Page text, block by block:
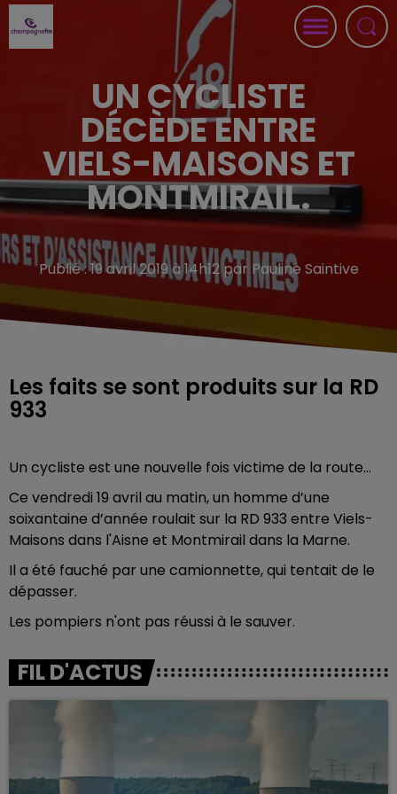
UN CYCLISTE
DÉCÈDE ENTRE
VIELS-MAISONS ET
MONTMIRAIL.
Publié : 19 avril 2019 à 14h12 par Pauline Saintive
Les faits se sont produits sur la RD
933
Un cycliste est une nouvelle fois victime de la route...
Ce vendredi 19 avril au matin, un homme d’une
soixantaine d’année roulait sur la RD 933 entre Viels-
Maisons dans l'Aisne et Montmirail dans la Marne.
Il a été fauché par une camionnette, qui tentait de le
dépasser.
Les pompiers n'ont pas réussi à le sauver.
FIL D'ACTUS